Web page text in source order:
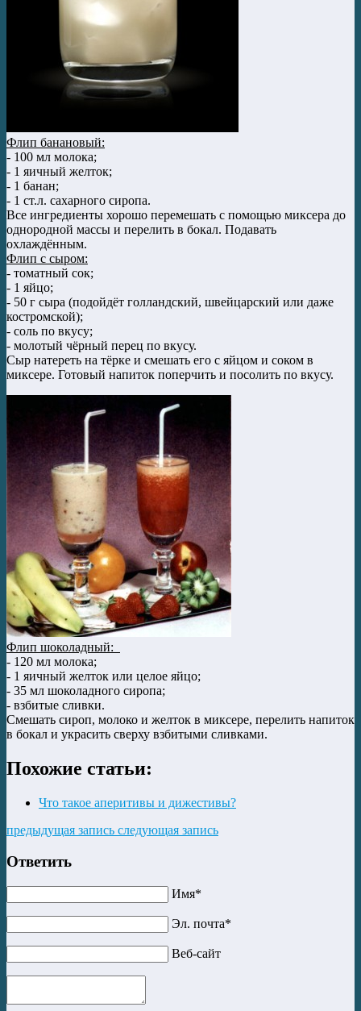
Флип банановый:
- 100 мл молока;
- 1 яичный желток;
- 1 банан;
- 1 ст.л. сахарного сиропа.
Все ингредиенты хорошо перемешать с помощью миксера до
однородной массы и перелить в бокал. Подавать
охлаждённым.
Флип с сыром:
- томатный сок;
- 1 яйцо;
- 50 г сыра (подойдёт голландский, швейцарский или даже
костромской);
- соль по вкусу;
- молотый чёрный перец по вкусу.
Сыр натереть на тёрке и смешать его с яйцом и соком в
миксере. Готовый напиток поперчить и посолить по вкусу.
Флип шоколадный:
- 120 мл молока;
- 1 яичный желток или целое яйцо;
- 35 мл шоколадного сиропа;
- взбитые сливки.
Смешать сироп, молоко и желток в миксере, перелить напиток
в бокал и украсить сверху взбитыми сливками.
Похожие статьи:
Что такое аперитивы и дижестивы?
предыдущая запись следующая запись
Ответить
Имя*
Эл. почта*
Веб-сайт